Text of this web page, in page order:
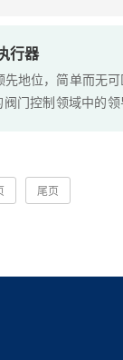
行器
地位，简单而无
门控制领域中的
尾页